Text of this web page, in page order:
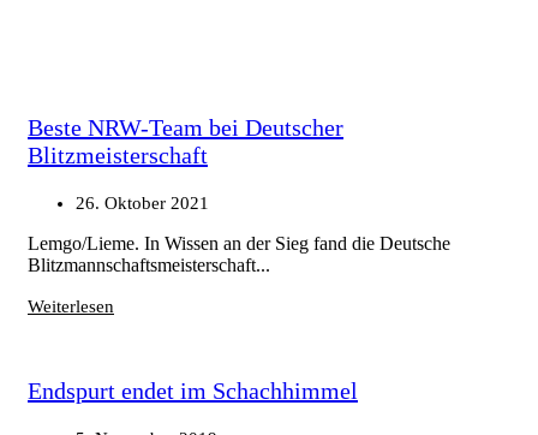
Beste NRW-Team bei Deutscher
Blitzmeisterschaft
26. Oktober 2021
Lemgo/Lieme. In Wissen an der Sieg fand die Deutsche
Blitzmannschaftsmeisterschaft...
Weiterlesen
Endspurt endet im Schachhimmel